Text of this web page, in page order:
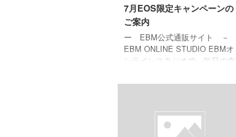
インスタジオでは、ここでしか
買えないオンラインスタジオ限
定キャンペーンも随時実施して
います♪ スキンケアアドバイザ
ー現在 ...
7月EOS限定キャンペーンの
ご案内
ー EBM公式通販サイト －
EBM ONLINE STUDIO EBMオ
ンラインスタジオで、毎日の幸
肌へ導くさまざまな商品や、あ
ながら美しくなれる『オンライ
ンビューティーレッスン』な